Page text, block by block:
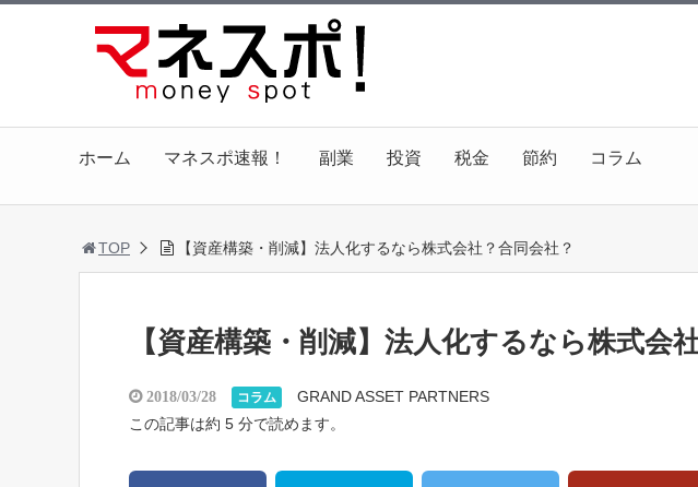
ホーム マネスポ速報！ 副業 投資 税金 節約 コラム
TOP 【資産構築・削減】法人化するなら株式会社？合同会社？
【資産構築・削減】法人化するなら株式会
2018/03/28 コラム
GRAND ASSET PARTNERS
この記事は約 5 分で読めます。